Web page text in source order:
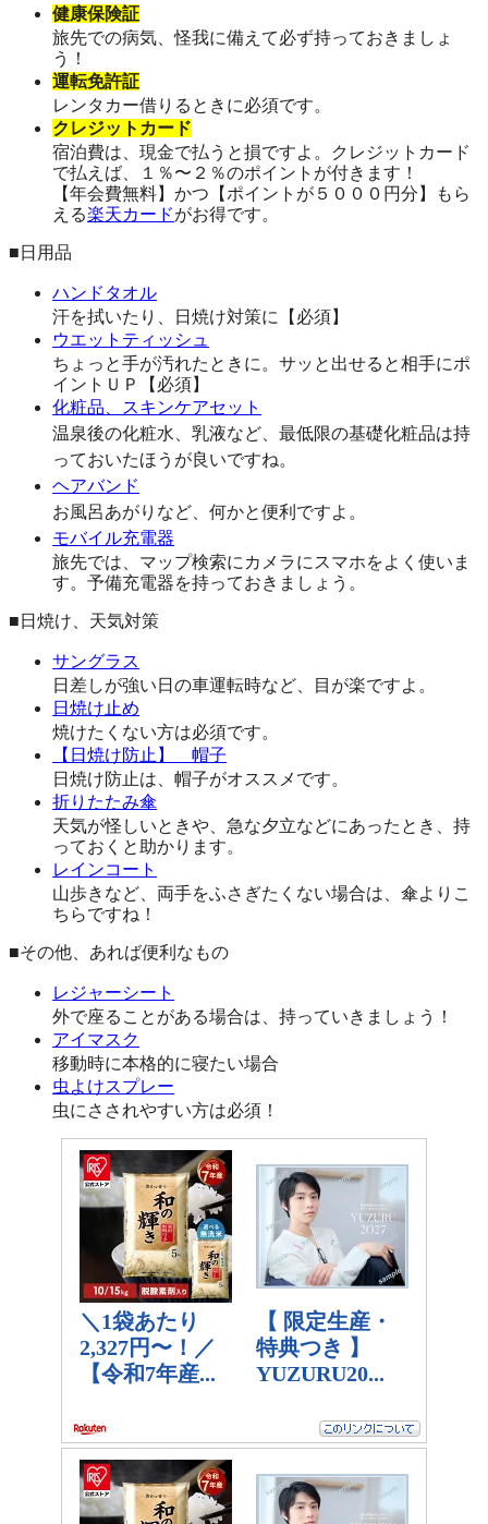
健康保険証
旅先での病気、怪我に備えて必ず持っておきましょ
う！
運転免許証
レンタカー借りるときに必須です。
クレジットカード
宿泊費は、現金で払うと損ですよ。クレジットカード
で払えば、１％〜２％のポイントが付きます！
【年会費無料】かつ【ポイントが５０００円分】もら
える楽天カードがお得です。
■日用品
ハンドタオル
汗を拭いたり、日焼け対策に【必須】
ウエットティッシュ
ちょっと手が汚れたときに。サッと出せると相手にポ
イントＵＰ【必須】
化粧品、スキンケアセット
温泉後の化粧水、乳液など、最低限の基礎化粧品は持
っておいたほうが良いですね。
ヘアバンド
お風呂あがりなど、何かと便利ですよ。
モバイル充電器
旅先では、マップ検索にカメラにスマホをよく使いま
す。予備充電器を持っておきましょう。
■日焼け、天気対策
サングラス
日差しが強い日の車運転時など、目が楽ですよ。
日焼け止め
焼けたくない方は必須です。
【日焼け防止】 帽子
日焼け防止は、帽子がオススメです。
折りたたみ傘
天気が怪しいときや、急な夕立などにあったとき、持
っておくと助かります。
レインコート
山歩きなど、両手をふさぎたくない場合は、傘よりこ
ちらですね！
■その他、あれば便利なもの
レジャーシート
外で座ることがある場合は、持っていきましょう！
アイマスク
移動時に本格的に寝たい場合
虫よけスプレー
虫にさされやすい方は必須！